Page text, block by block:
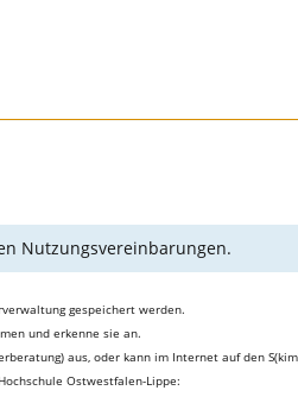
Nutzungsvereinbarungen.
gespeichert werden.
und erkenne sie an.
aus, oder kann im Internet auf den
Ostwestfalen-Lippe: